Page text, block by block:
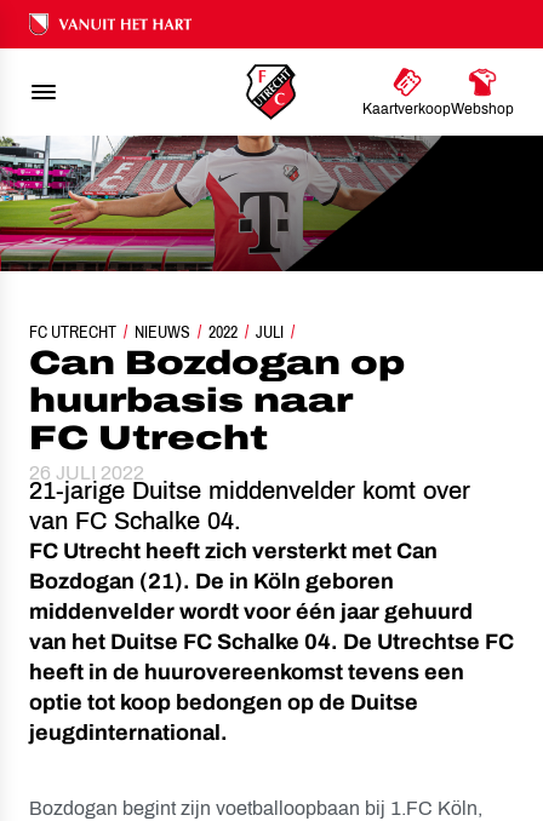
Ons nalatenschap
KaartverkoopWebshop
FC UTRECHT NIEUWS 2022 JULI
CAN BOZDOGAN OP HUURBASIS NAAR FC UTRECHT
Can Bozdogan op
huurbasis naar
FC Utrecht
26 JULI 2022
21-jarige Duitse middenvelder komt over
van FC Schalke 04.
FC Utrecht heeft zich versterkt met Can
Bozdogan (21). De in Köln geboren
middenvelder wordt voor één jaar gehuurd
van het Duitse FC Schalke 04. De Utrechtse FC
heeft in de huurovereenkomst tevens een
optie tot koop bedongen op de Duitse
jeugdinternational.
Bozdogan begint zijn voetballoopbaan bij 1.FC Köln,